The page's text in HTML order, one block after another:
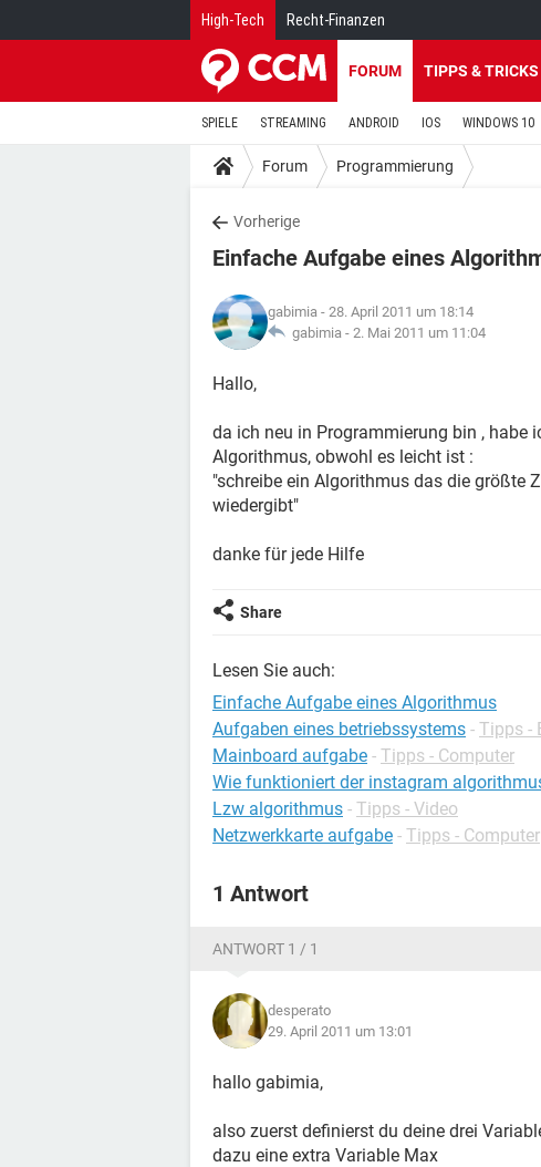
High-Tech Recht-Finanzen
FORUM TIPPS & TRICKS
SPIELE STREAMING ANDROID IOS WINDOWS 10
Forum Programmierung
Vorherige
Einfache Aufgabe eines
gabimia - 28. April 2011 um 18:14
gabimia - 2. Mai 2011 um 11:04
Hallo,
da ich neu in Programmierung bin , habe
Algorithmus, obwohl es leicht ist :
"schreibe ein Algorithmus das die größte
wiedergibt"
danke für jede Hilfe
Share
Lesen Sie auch:
Einfache Aufgabe eines Algorithmus
Aufgaben eines betriebssystems - Tipps -
Mainboard aufgabe - Tipps - Computer
Wie funktioniert der instagram
Lzw algorithmus - Tipps - Video
Netzwerkkarte aufgabe - Tipps - Computer
1 Antwort
ANTWORT 1 / 1
desperato
29. April 2011 um 13:01
hallo gabimia,
also zuerst definierst du deine drei
dazu eine extra Variable Max